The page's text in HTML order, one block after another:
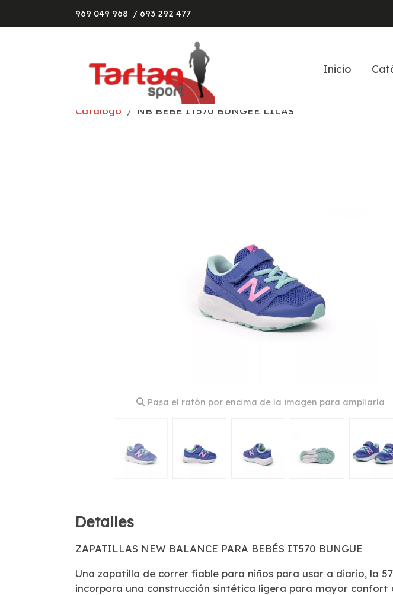
969 049 968 / 693 292 477
Inicio
Catálogo NB BEBÉ IT570 BUNGEE LILAS
Pasa el ratón por encima de la imagen para ampliarla
Detalles
ZAPATILLAS NEW BALANCE PARA BEBÉS IT570 BUNGUE
Una zapatilla de correr fiable para niños para usar a diario, la
incorpora una construcción sintética ligera para mayor confort